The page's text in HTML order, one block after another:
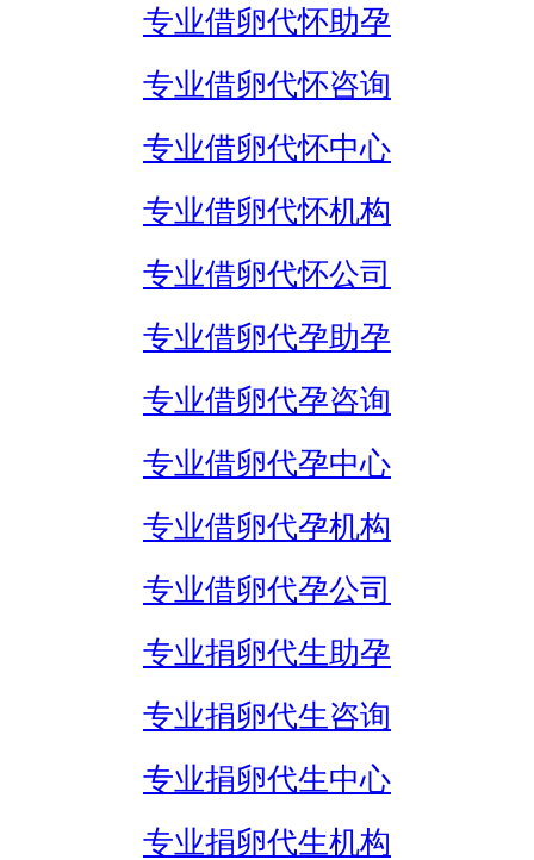
专业借卵代怀助孕
专业借卵代怀咨询
专业借卵代怀中心
专业借卵代怀机构
专业借卵代怀公司
专业借卵代孕助孕
专业借卵代孕咨询
专业借卵代孕中心
专业借卵代孕机构
专业借卵代孕公司
专业捐卵代生助孕
专业捐卵代生咨询
专业捐卵代生中心
专业捐卵代生机构